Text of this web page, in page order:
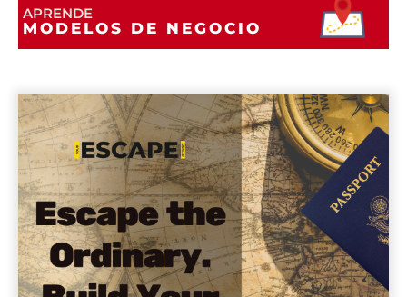
APRENDE
MODELOS DE NEGOCIO